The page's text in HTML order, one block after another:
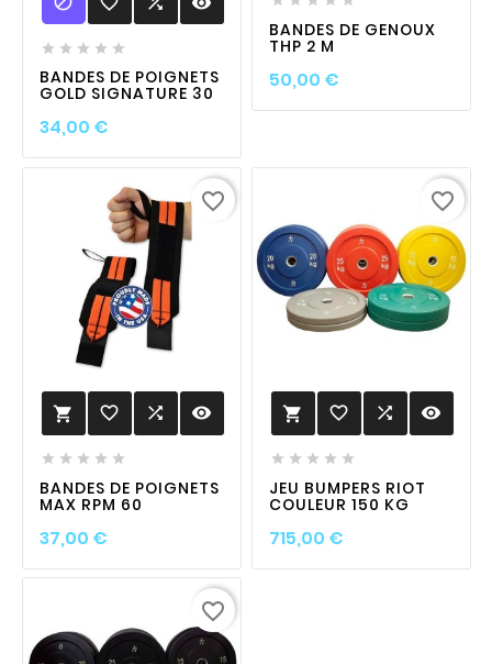
    
BANDES DE POIGNETS
GOLD SIGNATURE 30
34,00 €Prix
BANDES DE GENOUX
THP 2 M
50,00 €Prix
 favorite_border  visibility
    
BANDES DE POIGNETS
MAX RPM 60
37,00 €Prix
favorite_border
 favorite_border  visibility
    
JEU BUMPERS RIOT
COULEUR 150 KG
715,00 €Prix
favorite_border
favorite_border